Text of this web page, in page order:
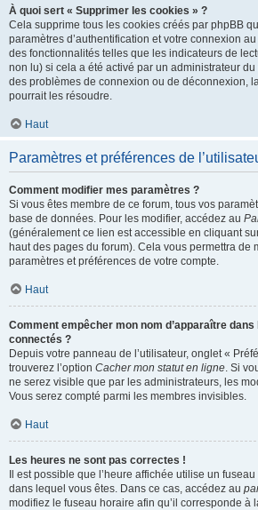
À quoi sert « Supprimer les cookies » ?
Cela supprime tous les cookies créés par phpBB
paramètres d’authentification et votre connexion
des fonctionnalités telles que les indicateurs de
non lu) si cela a été activé par un administrateur
des problèmes de connexion ou de déconnexion,
pourrait les résoudre.
Haut
Paramètres et préférences de
Comment modifier mes paramètres ?
Si vous êtes membre de ce forum, tous vos
base de données. Pour les modifier, accédez au
(généralement ce lien est accessible en cliquant
haut des pages du forum). Cela vous permettra de
paramètres et préférences de votre compte.
Haut
Comment empêcher mon nom d’apparaître
connectés ?
Depuis votre panneau de l’utilisateur, onglet «
trouverez l’option Cacher mon statut en ligne. Si
ne serez visible que par les administrateurs, les
Vous serez compté parmi les membres invisibles.
Haut
Les heures ne sont pas correctes !
Il est possible que l’heure affichée utilise un
dans lequel vous êtes. Dans ce cas, accédez au
modifiez le fuseau horaire afin qu’il corresponde à